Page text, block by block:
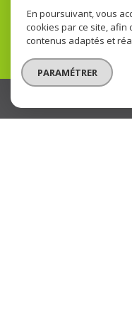
Ce site est protégé
Confidentialitéet es
Google s'appliquent.
En poursuivant, vous
cookies par ce site, afin
contenus adaptés et
PARAMÉTRER